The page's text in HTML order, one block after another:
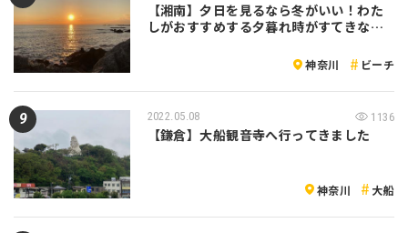
【湘南】夕日を見るなら冬がいい！わた
しがおすすめする夕暮れ時がすてきな…
神奈川 ビーチ
2022.05.08 1136
【鎌倉】大船観音寺へ行ってきました
神奈川 大船